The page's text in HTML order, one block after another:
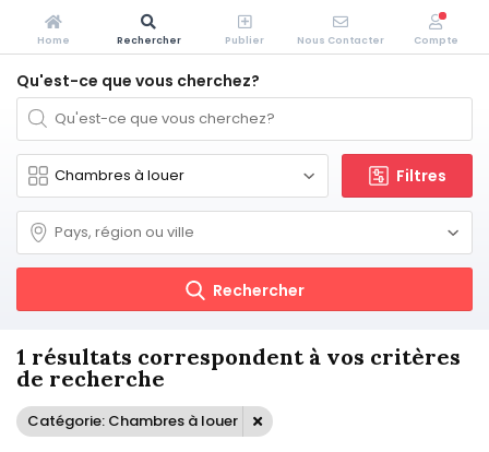
Qu'est-ce que vous cherchez?
Filtres
Rechercher
1 résultats correspondent à vos critères
de recherche
Catégorie: Chambres à louer
Home Rechercher Publier Nous Contacter Compte